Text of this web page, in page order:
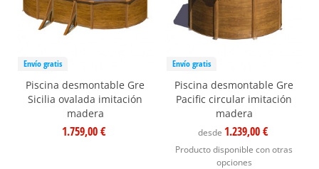
Envío gratis
Piscina desmontable Gre
Sicilia ovalada imitación
madera
1.759,00 €
Envío gratis
Piscina desmontable Gre
Pacific circular imitación
madera
desde 1.239,00 €
Producto disponible con otras
opciones